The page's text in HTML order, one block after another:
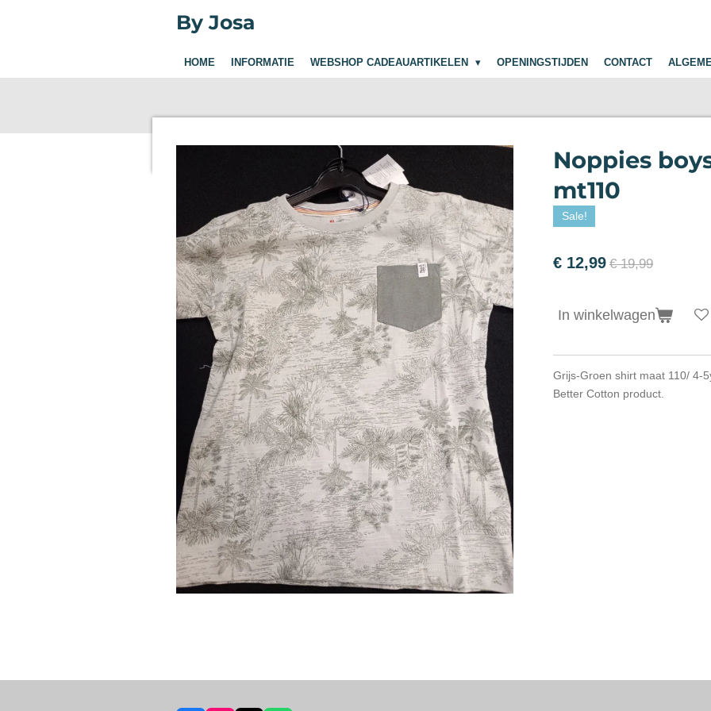
By Josa
HOME INFORMATIE WEBSHOP CADEAUARTIKELEN OPENINGSTIJDEN CONTACT
Noppies
mt110
Sale!
€ 12,99 € 19,99
In winkelwagen
Grijs-Groen shirt maat 110/ 4-
Better Cotton product.